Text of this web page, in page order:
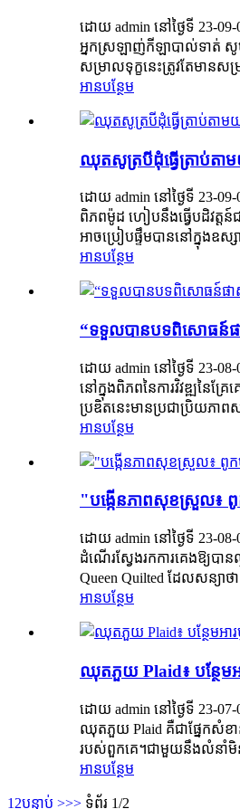
ដោយ admin នៅថ្ងៃទី 23-09-
អ្នកស្រឡាញ់កីឡាបាល់ទាត់ សូម
សម្រាលទុក្ខនេះត្រូវតែមាន
អាន​បន្ថែម
ឈុត​សូត្រ​បី​ដុំ​ធ្វើ​ត្រាប់​តា
ដោយ admin នៅថ្ងៃទី 23-09-
ពិភពម៉ូដ ហៀបនឹងធ្វើបដិវត្
អាចប្រៀបផ្ទឹមបាននៅក្នុងឧស្
អាន​បន្ថែម
“ទទួលបានបទពិសោធន៍ផ
ដោយ admin នៅថ្ងៃទី 23-08-
នៅក្នុងពិភពនៃការវិវឌ្ឍនៃ
ប្រឌិតនេះមានប្រជាប្រិយភា
អាន​បន្ថែម
"បង្កើនភាពសុខស្រួល៖ ពូ
ដោយ admin នៅថ្ងៃទី 23-08-
ដំណើរស្វែងរកការគេងឱ្យប
Queen Quilted ដែលសន្យាថ
អាន​បន្ថែម
ឈុតភួយ Plaid៖ បន្ថែមអ
ដោយ admin នៅថ្ងៃទី 23-07-
ឈុតភួយ Plaid គឺជាផ្នែកសំខា
របស់ពួកគេ។ជាមួយនឹងលំនាំមិ
អាន​បន្ថែម
1 2បន្ទាប់ >>> ទំព័រ 1/2